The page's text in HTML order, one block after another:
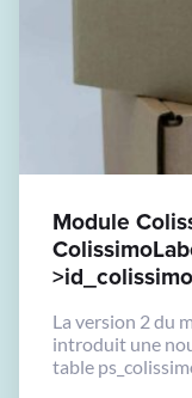
Module
La version 2 du
introduit une
table